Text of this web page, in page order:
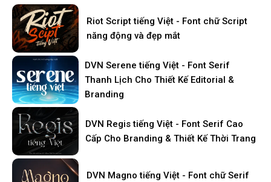
Riot Script tiếng Việt - Font chữ Script
năng động và đẹp mắt
DVN Serene tiếng Việt - Font Serif
Thanh Lịch Cho Thiết Kế Editorial &
Branding
DVN Regis tiếng Việt - Font Serif Cao
Cấp Cho Branding & Thiết Kế Thời Trang
DVN Magno tiếng Việt - Font chữ Serif